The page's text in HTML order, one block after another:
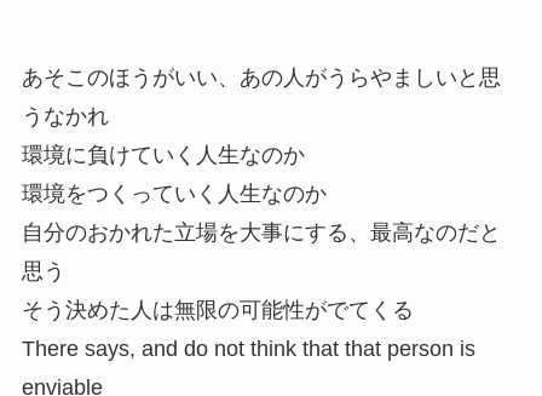
あそこのほうがいい、あの人がうらやましいと思
うなかれ
環境に負けていく人生なのか
環境をつくっていく人生なのか
自分のおかれた立場を大事にする、最高なのだと
思う
そう決めた人は無限の可能性がでてくる
There says, and do not think that that person is
enviable